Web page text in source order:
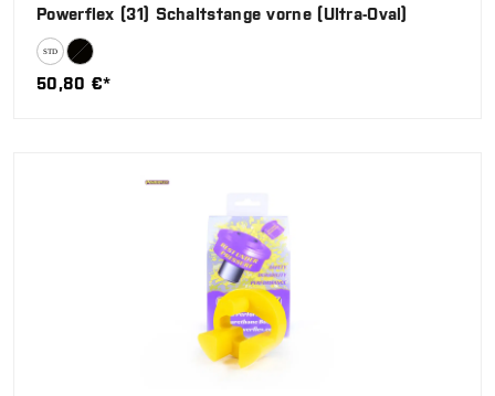
Powerflex (31) Schaltstange vorne (Ultra-Oval)
50,80 €*